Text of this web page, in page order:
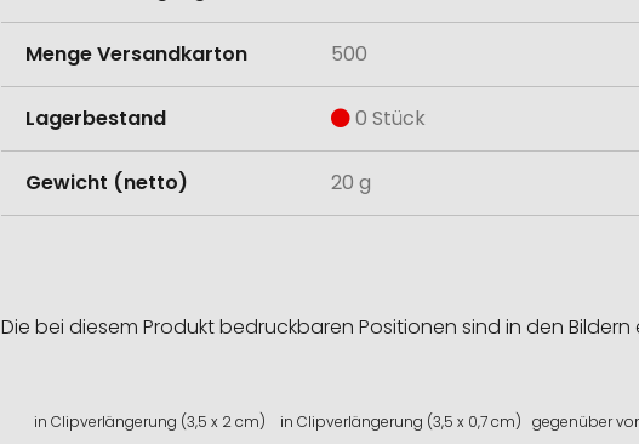
Menge Versandkarton 500
Lagerbestand 0 Stück
Gewicht (netto) 20 g
Die bei diesem Produkt bedruckbaren Positionen sind in den
in Clipverlängerung (3,5 x 2 cm) in Clipverlängerung (3,5 x 0,7 cm) gegenüber